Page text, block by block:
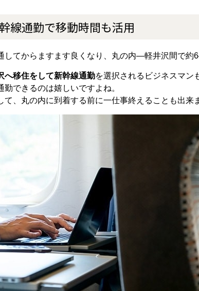
線通勤で移動時間も活用
してからますます良くなり、丸の内―軽井沢間で約
へ移住をして新幹線通勤を選択されるビジネスマン
できるのは嬉しいですよね。
て、丸の内に到着する前に一仕事終えることも出来